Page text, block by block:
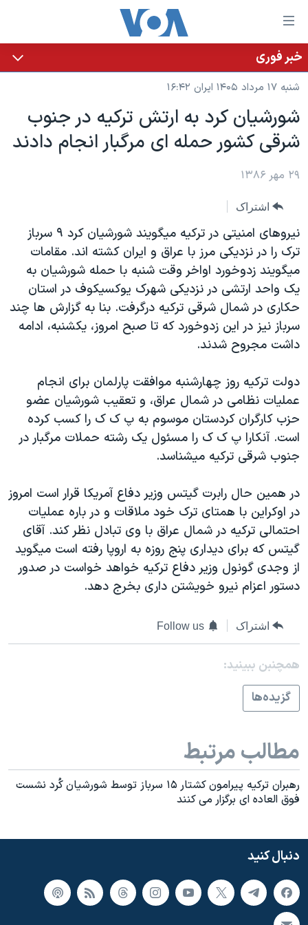
لینکهای
قابل
دسترسی
جهش
محتوای
اصلی
جهش
به
اصلی
جهش
به
جستجو
خانه
نسخه سبک وب‌سایت
موضوع ها
ایران
آمریکا
گزیده‌ها
ویژه برنامه‌ها
ویدیوها
فرهنگ و زندگی
حقوق شهروندی
علم و فناوری
اسرائیل در جنگ
گالری عکس
برنامه های تلویزیونی
جدول برنامه ها
صفحه‌های ویژه
عملیات خشم حماسی
۲۵۰سالگی آمریکا
بایگانی برنامه‌های تلویزیونی
مستندها
انتخابات ریاست جمهوری آمریکا ۲۰۲۴
رمز مهسا
ورزش زنان در ایران
اعتراضات زن، زندگی، آزادی
تریبونال مردمی آبان ۹۸
دادگاه حمید نوری
چهل سال گروگان‌گیری
قانون شفافیت دارائی کادر رهبری ایران
اعتراضات مردمی آبان ۹۸
اسرائیل در جنگ
نرگس محمدی برنده جایزه نوبل صلح
همایش محافظه‌کاران آمریکا «سی‌پک»
صفحه‌های ویژه
پخش رادیویی
یادگیری زبان انگلیسی
دنبال کنید
زبانهای مختلف
خبر فوری
شنبه ۱۷ مرداد ۱۴۰۵ ایران ۱۶:۴۲
شورشيان کرد به ارتش ترکيه در جنوب
شرقی کشور حمله ای مرگبار انجام دادند
۲۹ مهر ۱۳۸۶
اشتراک
نيروهای امنيتی در ترکيه ميگويند شورشيان کرد ۹ سرباز
ترک را در نزديکی مرز با عراق و ايران کشته اند. مقامات
ميگويند زدوخورد اواخر وقت شنبه با حمله شورشيان به
يک واحد ارتشی در نزديکی شهرک يوکسيکوف در استان
حکاری در شمال شرقی ترکيه درگرفت. بنا به گزارش ها چند
سرباز نيز در اين زدوخورد که تا صبح امروز، يکشنبه، ادامه
داشت مجروح شدند.
دولت ترکيه روز چهارشنبه موافقت پارلمان برای انجام
عمليات نظامی در شمال عراق، و تعقيب شورشيان عضو
حزب کارگران کردستان موسوم به پ ک ک را کسب کرده
است. آنکارا پ ک ک را مسئول يک رشته حملات مرگبار در
جنوب شرقی ترکيه ميشناسد.
در همين حال رابرت گيتس وزير دفاع آمريکا قرار است امروز
در اوکراين با همتای ترک خود ملاقات و در باره عمليات
احتمالی ترکيه در شمال عراق با وی تبادل نظر کند. آقای
گيتس که برای ديداری پنج روزه به اروپا رفته است ميگويد
از وجدی گونول وزير دفاع ترکيه خواهد خواست در صدور
دستور اعزام نيرو خويشتن داری بخرج دهد.
اشتراک Follow us
همچنبن ببینید:
گزيده‌ها
مطالب مرتبط
رهبران ترکيه پيرامون کشتار ۱۵ سرباز توسط شورشيان کُرد نشست
فوق العاده ای برگزار می کنند
دنبال کنید